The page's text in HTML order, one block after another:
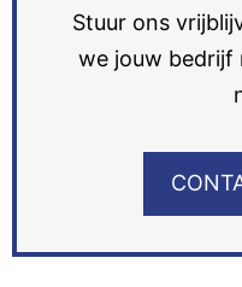
Stuur ons
we jouw bedrijf